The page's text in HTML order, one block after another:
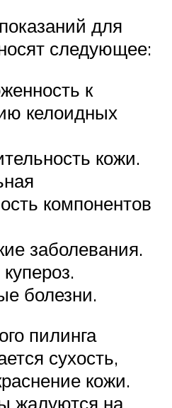
для
следующее:
к
келоидных
кожи.
компонентов
заболевания.
болезни.
пилинга
сухость,
кожи.
жалуются на